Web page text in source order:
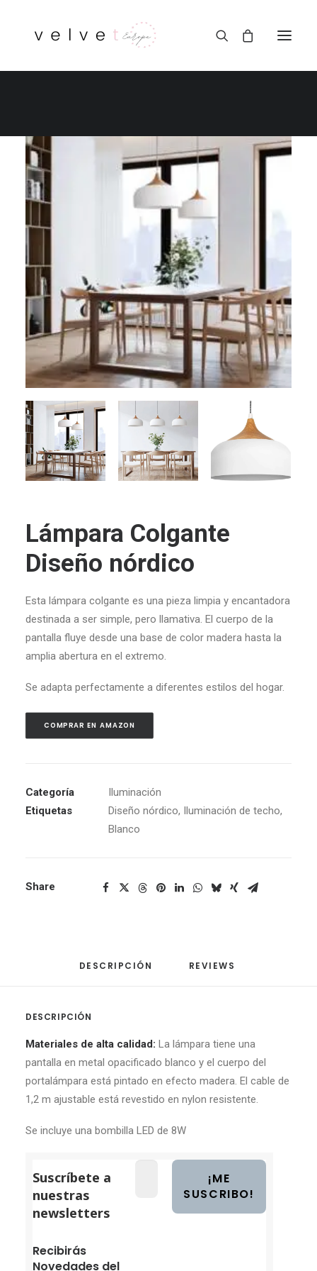
Lámpara Colgante
Diseño nórdico
Esta lámpara colgante es una pieza limpia y encantadora
destinada a ser simple, pero llamativa. El cuerpo de la
pantalla fluye desde una base de color madera hasta la
amplia abertura en el extremo.
Se adapta perfectamente a diferentes estilos del hogar.
COMPRAR EN AMAZON
Categoría
Iluminación
Etiquetas
Diseño nórdico, Iluminación de techo,
Blanco
Share
DESCRIPCIÓN REVIEWS
DESCRIPCIÓN
Materiales de alta calidad: La lámpara tiene una
pantalla en metal opacificado blanco y el cuerpo del
portalámpara está pintado en efecto madera. El cable de
1,2 m ajustable está revestido en nylon resistente.
Se incluye una bombilla LED de 8W
Suscríbete a
nuestras
newsletters
Recibirás
Novedades del